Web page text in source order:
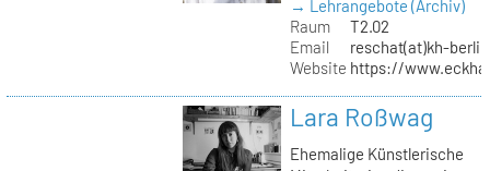
→ Lehrangebote (Archiv)
Raum
T2.02
Email
reschat(at)kh-
Website https://
Lara Roßwag
Ehemalige Künstlerische